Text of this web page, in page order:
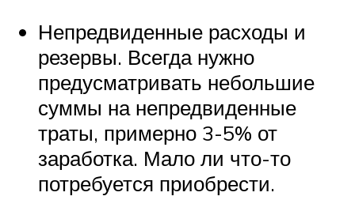
Непредвиденные расходы и
резервы. Всегда нужно
предусматривать небольшие
суммы на непредвиденные
траты, примерно 3-5% от
заработка. Мало ли что-то
потребуется приобрести.